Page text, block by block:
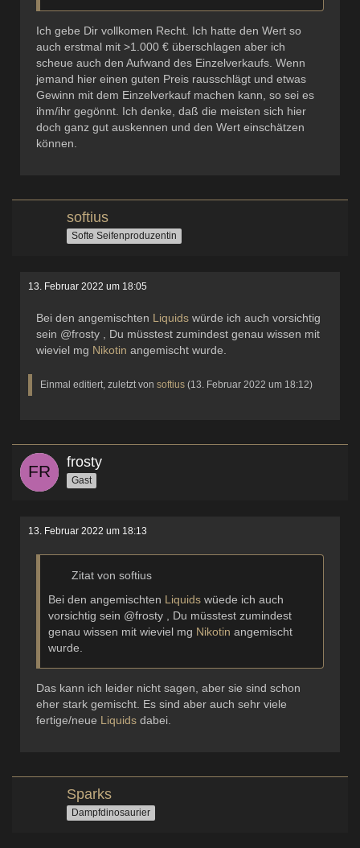
Ich gebe Dir vollkomen Recht. Ich hatte den Wert so
auch erstmal mit >1.000 € überschlagen aber ich
scheue auch den Aufwand des Einzelverkaufs. Wenn
jemand hier einen guten Preis rausschlägt und etwas
Gewinn mit dem Einzelverkauf machen kann, so sei es
ihm/ihr gegönnt. Ich denke, daß die meisten sich hier
doch ganz gut auskennen und den Wert einschätzen
können.
softius
Softe Seifenproduzentin
13. Februar 2022 um 18:05
Bei den angemischten Liquids würde ich auch vorsichtig
sein @frosty , Du müsstest zumindest genau wissen mit
wieviel mg Nikotin angemischt wurde.
Einmal editiert, zuletzt von softius (13. Februar 2022 um 18:12)
frosty
Gast
13. Februar 2022 um 18:13
Zitat von softius
Bei den angemischten Liquids wüede ich auch
vorsichtig sein @frosty , Du müsstest zumindest
genau wissen mit wieviel mg Nikotin angemischt
wurde.
Das kann ich leider nicht sagen, aber sie sind schon
eher stark gemischt. Es sind aber auch sehr viele
fertige/neue Liquids dabei.
Sparks
Dampfdinosaurier